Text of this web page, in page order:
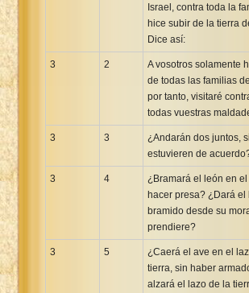
Israel, contra toda la
hice subir de la tierra
Dice así:
3 2
A vosotros solamente
de todas las familias
por tanto, visitaré
todas vuestras
3 3
¿Andarán dos juntos,
estuvieren de
3 4
¿Bramará el león en
hacer presa? ¿Dará el
bramido desde su
prendiere?
3 5
¿Caerá el ave en el
tierra, sin haber
alzará el lazo de la